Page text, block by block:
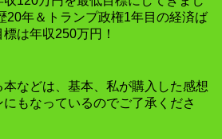
20年＆トランプ政権1年目の経済ば
は年収250万円！
などは、基本、私が購入した感想
もなっているのでご了承くださ